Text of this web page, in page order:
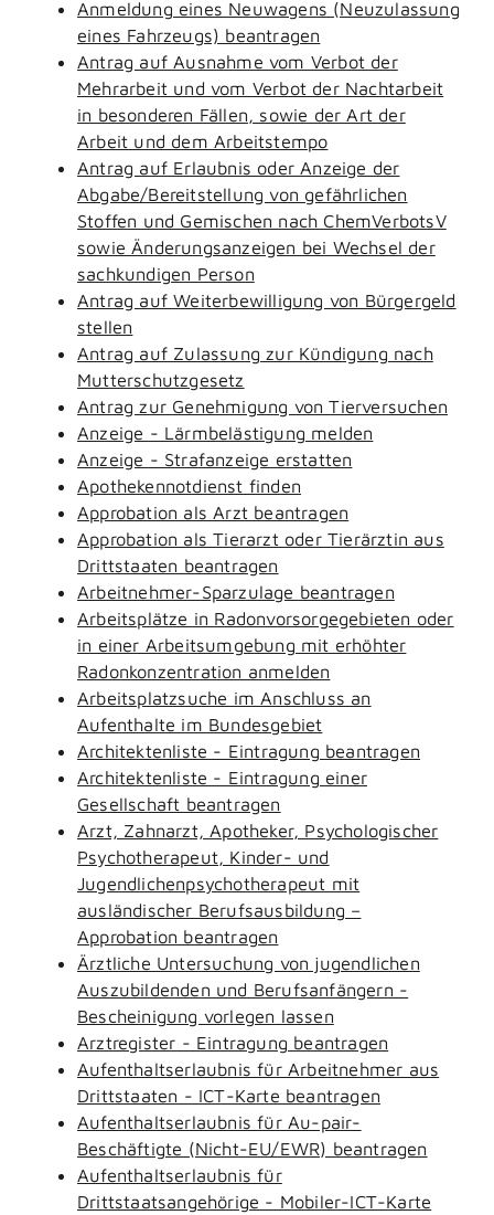
Anmeldung eines Neuwagens (Neuzulassung
eines Fahrzeugs) beantragen
Antrag auf Ausnahme vom Verbot der
Mehrarbeit und vom Verbot der Nachtarbeit
in besonderen Fällen, sowie der Art der
Arbeit und dem Arbeitstempo
Antrag auf Erlaubnis oder Anzeige der
Abgabe/Bereitstellung von gefährlichen
Stoffen und Gemischen nach ChemVerbotsV
sowie Änderungsanzeigen bei Wechsel der
sachkundigen Person
Antrag auf Weiterbewilligung von Bürgergeld
stellen
Antrag auf Zulassung zur Kündigung nach
Mutterschutzgesetz
Antrag zur Genehmigung von Tierversuchen
Anzeige - Lärmbelästigung melden
Anzeige - Strafanzeige erstatten
Apothekennotdienst finden
Approbation als Arzt beantragen
Approbation als Tierarzt oder Tierärztin aus
Drittstaaten beantragen
Arbeitnehmer-Sparzulage beantragen
Arbeitsplätze in Radonvorsorgegebieten oder
in einer Arbeitsumgebung mit erhöhter
Radonkonzentration anmelden
Arbeitsplatzsuche im Anschluss an
Aufenthalte im Bundesgebiet
Architektenliste - Eintragung beantragen
Architektenliste - Eintragung einer
Gesellschaft beantragen
Arzt, Zahnarzt, Apotheker, Psychologischer
Psychotherapeut, Kinder- und
Jugendlichenpsychotherapeut mit
ausländischer Berufsausbildung –
Approbation beantragen
Ärztliche Untersuchung von jugendlichen
Auszubildenden und Berufsanfängern -
Bescheinigung vorlegen lassen
Arztregister - Eintragung beantragen
Aufenthaltserlaubnis für Arbeitnehmer aus
Drittstaaten - ICT-Karte beantragen
Aufenthaltserlaubnis für Au-pair-
Beschäftigte (Nicht-EU/EWR) beantragen
Aufenthaltserlaubnis für
Drittstaatsangehörige - Mobiler-ICT-Karte